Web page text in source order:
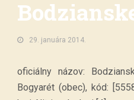
29. januára 2014.
oficiálny názov:
Bogyarét (obec), kód: